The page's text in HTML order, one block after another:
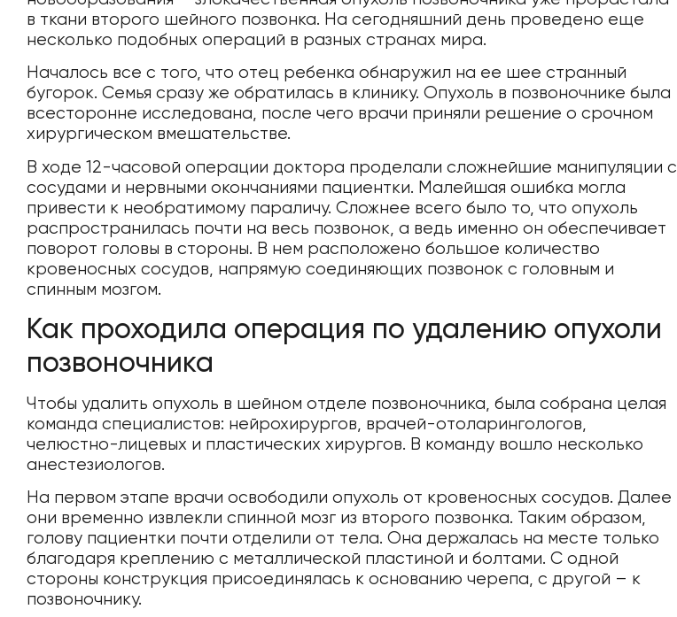
в ткани второго шейного позвонка. На сегодняшний день проведено еще
несколько подобных операций в разных странах мира.
Началось все с того, что отец ребенка обнаружил на ее шее странный
бугорок. Семья сразу же обратилась в клинику. Опухоль в позвоночнике была
всесторонне исследована, после чего врачи приняли решение о срочном
хирургическом вмешательстве.
В ходе 12-часовой операции доктора проделали сложнейшие манипуляции с
сосудами и нервными окончаниями пациентки. Малейшая ошибка могла
привести к необратимому параличу. Сложнее всего было то, что опухоль
распространилась почти на весь позвонок, а ведь именно он обеспечивает
поворот головы в стороны. В нем расположено большое количество
кровеносных сосудов, напрямую соединяющих позвонок с головным и
спинным мозгом.
Как проходила операция по удалению опухоли
позвоночника
Чтобы удалить опухоль в шейном отделе позвоночника, была собрана целая
команда специалистов: нейрохирургов, врачей-отоларингологов,
челюстно-лицевых и пластических хирургов. В команду вошло несколько
анестезиологов.
На первом этапе врачи освободили опухоль от кровеносных сосудов. Далее
они временно извлекли спинной мозг из второго позвонка. Таким образом,
голову пациентки почти отделили от тела. Она держалась на месте только
благодаря креплению с металлической пластиной и болтами. С одной
стороны конструкция присоединялась к основанию черепа, с другой – к
позвоночнику.